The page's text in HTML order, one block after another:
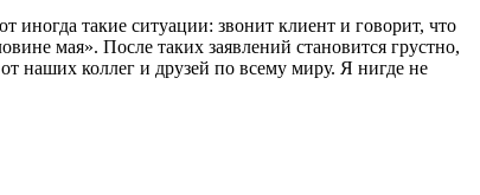
такие ситуации: звонит клиент и говорит, что
мая». После таких заявлений становится грустно,
наших коллег и друзей по всему миру. Я нигде не